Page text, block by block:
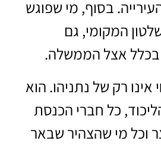
בסוף, מי שפוגש
המקומי, גם
אצל הממשלה.
אינו רק של נתניהו. הוא
כל חברי הכנסת
וכל מי שהצהיר שבאר